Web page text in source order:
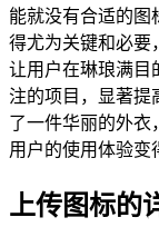
能就没有合适的图
得尤为关键和必要
让用户在琳琅满目
注的项目，显著提
了一件华丽的外衣
用户的使用体验变
上传图标的